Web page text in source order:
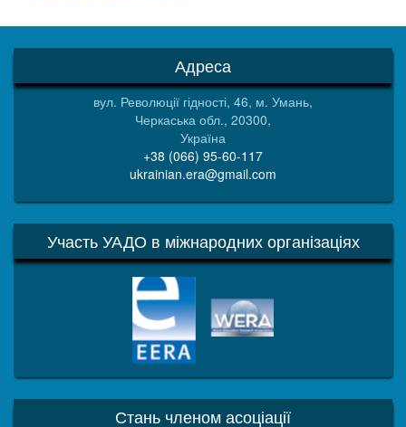
Адреса
вул. Революції гідності, 46, м. Умань,
Черкаська обл., 20300,
Україна
+38 (066) 95-60-117
ukrainian.era@gmail.com
Участь УАДО в міжнародних організаціях
Стань членом асоціації